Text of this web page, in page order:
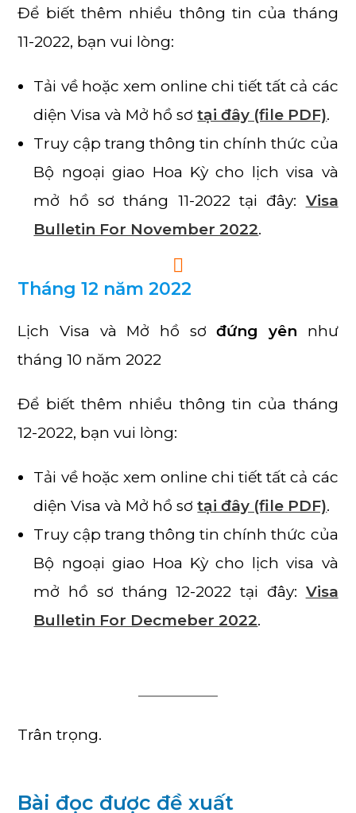
Để biết thêm nhiều thông tin của tháng
11-2022, bạn vui lòng:
Tải về hoặc xem online chi tiết tất cả các
diện Visa và Mở hồ sơtại đây (file PDF).
Truy cập trang thông tin chính thức của
Bộ ngoại giao Hoa Kỳ cho lịch visa và
mở hồ sơ tháng 11-2022 tại đây: Visa
Bulletin For November 2022.
Tháng 12 năm 2022
Lịch Visa và Mở hồ sơđứng yên như
tháng 10 năm 2022
Để biết thêm nhiều thông tin của tháng
12-2022, bạn vui lòng:
Tải về hoặc xem online chi tiết tất cả các
diện Visa và Mở hồ sơtại đây (file PDF).
Truy cập trang thông tin chính thức của
Bộ ngoại giao Hoa Kỳ cho lịch visa và
mở hồ sơ tháng 12-2022 tại đây: Visa
Bulletin For Decmeber 2022.
Trân trọng.
Bài đọc được đề xuất